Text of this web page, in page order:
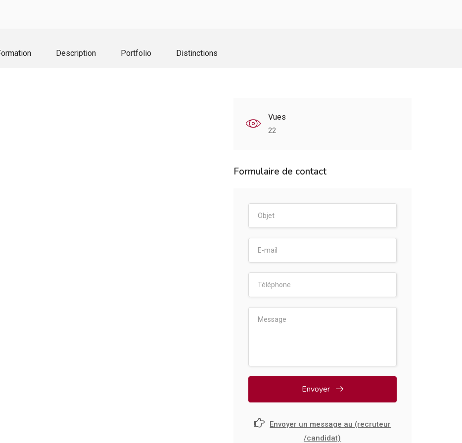
Description Portfolio Distinctions
Vues
22
Formulaire de contact
Envoyer
Envoyer un message au (recruteur
/candidat)